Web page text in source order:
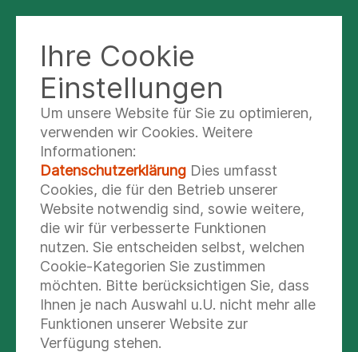
Beispieldetailseite
Hinweis: Kleiner Introtext / Kurzinfo zur
Erkrankung. Wichtig: Machen Sie dem
Patienten keine Angst, sondern richten
den Fokus auf den Aspekt "wir helfen
Ihnen".
WIR HELFEN IHNEN BEI
Hinweis: Grenzen Sie sofern sinnvoll ein, bei
Ihre Cookie
Einstellungen
Um unsere Website für Sie zu optimieren,
verwenden wir Cookies. Weitere
Informationen:
Datenschutzerklärung Dies umfasst
Cookies, die für den Betrieb unserer
Website notwendig sind, sowie weitere,
die wir für verbesserte Funktionen
nutzen. Sie entscheiden selbst, welchen
Cookie-Kategorien Sie zustimmen
möchten. Bitte berücksichtigen Sie, dass
Ihnen je nach Auswahl u.U. nicht mehr alle
Funktionen unserer Website zur
Verfügung stehen.